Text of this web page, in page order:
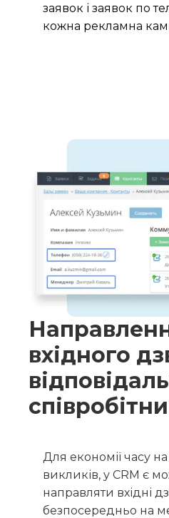
заявок і заявок по
кожна рекламна
вхідного
Для економії часу на
викликів, у CRM є
направляти вхідні
безпосередньо на